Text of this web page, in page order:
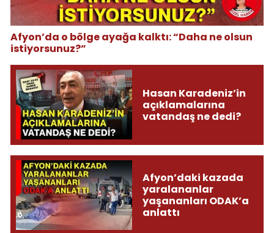
Afyon’da o bölge ayağa kalktı: “Daha ne olsun
istiyorsunuz?”
Hasan Karadeniz’in
açıklamalarına
vatandaş ne dedi?
Afyon’daki kazada
yaralananlar
yaşananları ODAK’a
anlattı